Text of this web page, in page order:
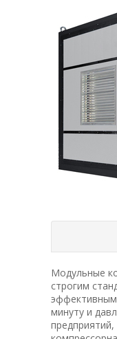
Модульные
строгим
минуту и